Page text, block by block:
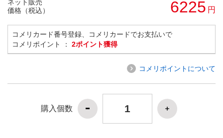
ネット販売
価格（税込）
6225 円
コメリカード番号登録、コメリカードでお支払いで
コメリポイント ： 2ポイント獲得
コメリポイントについて
購入個数